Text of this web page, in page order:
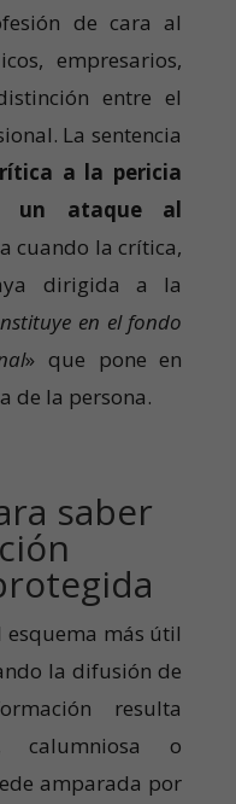
de cara al
empresarios,
entre el
La sentencia
a la pericia
un ataque al
cuando la crítica,
dirigida a la
en el fondo
» que pone en
de la persona.
saber
esquema más útil
la difusión de
resulta
calumniosa o
amparada por